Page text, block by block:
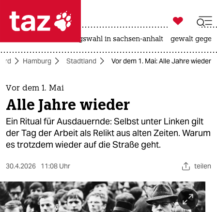
 taz zahl ich
taz zahl ich
themen
politik
öko
sport

taz zahl ich
landtagswahl in sachsen-anhalt gewalt
Hamburg Stadtland Vor dem 1. Mai: Alle Jahre wieder
Vor dem 1. Mai
Alle Jahre wieder
Ein Ritual für Ausdauernde: Selbst unter Linken gilt
der Tag der Arbeit als Relikt aus alten Zeiten. Warum
es trotzdem wieder auf die Straße geht.
30.4.2026 11:08 Uhr teilen